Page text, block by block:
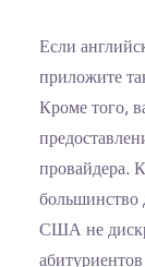
Если
приложите
Кроме того,
провайдера.
большинство
США не